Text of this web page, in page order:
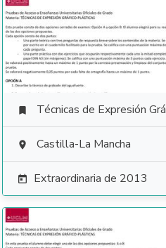
 Técnicas de Expresión Gráfico Plástica
 Castilla-La Mancha
 Extraordinaria de 2013